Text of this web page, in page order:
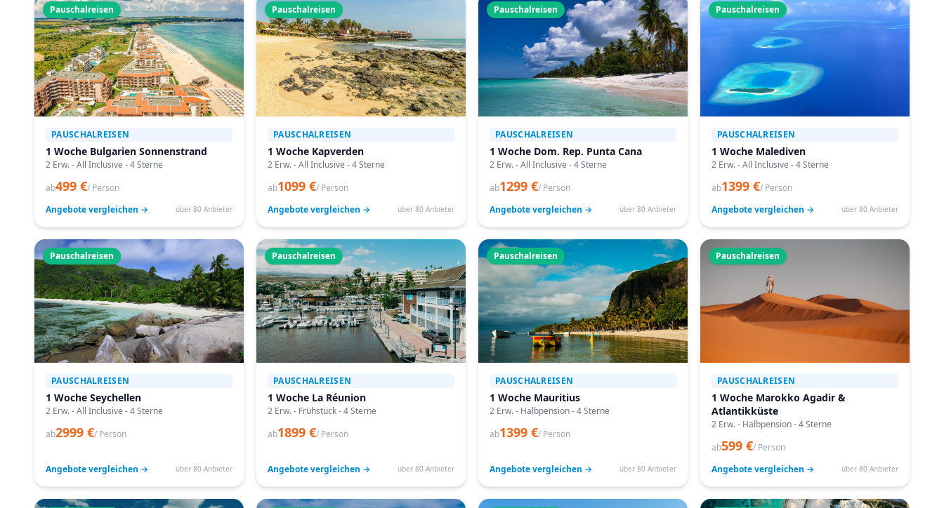
Pauschalreisen
PAUSCHALREISEN
1 Woche Bulgarien Sonnenstrand
2 Erw. - All Inclusive - 4 Sterne
ab499 €/ Person
Angebote vergleichen →
über 80 Anbieter
Pauschalreisen
PAUSCHALREISEN
1 Woche Kapverden
2 Erw. - All Inclusive - 4 Sterne
ab1099 €/ Person
Angebote vergleichen →
über 80 Anbieter
Pauschalreisen
PAUSCHALREISEN
1 Woche Dom. Rep. Punta Cana
2 Erw. - All Inclusive - 4 Sterne
ab1299 €/ Person
Angebote vergleichen →
über 80 Anbieter
Pauschalreisen
PAUSCHALREISEN
1 Woche Malediven
2 Erw. - All Inclusive - 4 Sterne
ab1399 €/ Person
Angebote vergleichen →
über 80 Anbieter
Pauschalreisen
PAUSCHALREISEN
1 Woche Seychellen
2 Erw. - All Inclusive - 4 Sterne
ab2999 €/ Person
Angebote vergleichen → über 80 Anbieter
Pauschalreisen
PAUSCHALREISEN
1 Woche La Réunion
2 Erw. - Frühstück - 4 Sterne
ab1899 €/ Person
Angebote vergleichen → über 80 Anbieter
Pauschalreisen
PAUSCHALREISEN
1 Woche Mauritius
2 Erw. - Halbpension - 4 Sterne
ab1399 €/ Person
Angebote vergleichen → über 80 Anbieter
Pauschalreisen
PAUSCHALREISEN
1 Woche Marokko Agadir &
Atlantikküste
2 Erw. - Halbpension - 4 Sterne
ab599 €/ Person
Angebote vergleichen →
über 80 Anbieter